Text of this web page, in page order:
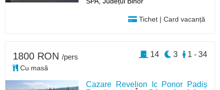
Tichet | Card vacanță
Cazare Revelion Ic Ponor Padiș
1800 RON /pers
Cu masă
1 - 34
3
14